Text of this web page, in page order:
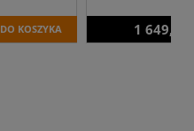
DO KOSZYKA 1 649,00